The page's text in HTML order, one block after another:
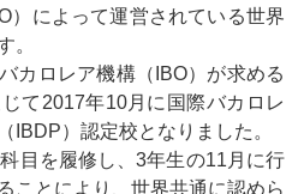
）によって運営されている世界
。
カロレア機構（IBO）が求める
て2017年10月に国際バカロレ
IBDP）認定校となりました。
目を履修し、3年生の11月に行
ことにより、世界共通に認めら